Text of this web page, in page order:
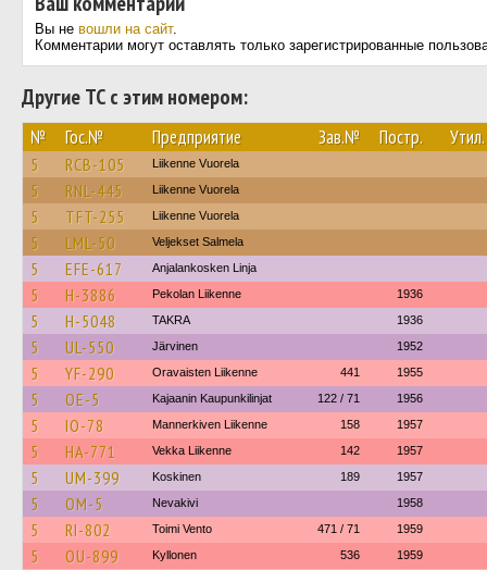
Вы не вошли на сайт.
Комментарии могут оставлять только зарегистрированные
Другие ТС с этим номером:
№ Гос.№ Предприятие Зав.№ Постр. Утил.
5 RCB-105 Liikenne Vuorela
5 RNL-445 Liikenne Vuorela
5 TFT-255 Liikenne Vuorela
5 LML-50 Veljekset Salmela
5 EFE-617 Anjalankosken Linja
5 H-3886 Pekolan Liikenne 1936
5 H-5048 TAKRA 1936
5 UL-550 Järvinen 1952
5 YF-290 Oravaisten Liikenne 441 1955
5 OE-5 Kajaanin Kaupunkilinjat 122 / 71 1956
5 IO-78 Mannerkiven Liikenne 158 1957
5 HA-771 Vekka Liikenne 142 1957
5 UM-399 Koskinen 189 1957
5 OM-5 Nevakivi 1958
5 RI-802 Toimi Vento 471 / 71 1959
5 OU-899 Kyllonen 536 1959